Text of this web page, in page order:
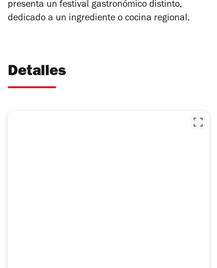
presenta un festival gastronómico distinto,
dedicado a un ingrediente o cocina regional.
Detalles